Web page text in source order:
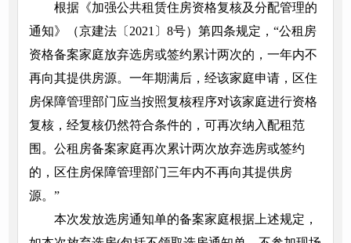
根据《加强公共租赁住房资格复核及分配管理的
通知》（京建法〔2021〕8号）第四条规定，“公租房
资格备案家庭放弃选房或签约累计两次的，一年内不
再向其提供房源。一年期满后，经该家庭申请，区住
房保障管理部门应当按照复核程序对该家庭进行资格
复核，经复核仍然符合条件的，可再次纳入配租范
围。公租房备案家庭再次累计两次放弃选房或签约
的，区住房保障管理部门三年内不再向其提供房
源。”
本次发放选房通知单的备案家庭根据上述规定，